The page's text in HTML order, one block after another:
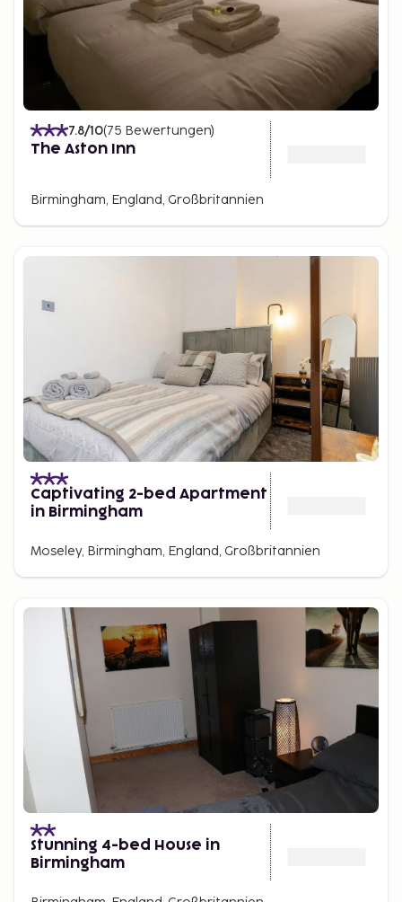
7.8/10(75 Bewertungen)
The Aston Inn
Birmingham, England, Großbritannien
Captivating 2-bed Apartment
in Birmingham
Moseley, Birmingham, England, Großbritannien
Stunning 4-bed House in
Birmingham